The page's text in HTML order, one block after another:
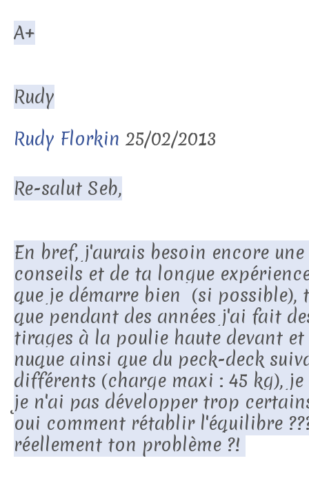
A+
Rudy
Rudy Florkin 25/02/2013
Re-salut Seb,
En bref, j'aurais besoin encore
conseils et de ta longue
que je démarre bien (si possible),
que pendant des années j'ai fait
tirages à la poulie haute devant
nuque ainsi que du peck-deck
différents (charge maxi : 45 kg), je
je n'ai pas développer trop
oui comment rétablir l'équilibre
réellement ton problème ?!